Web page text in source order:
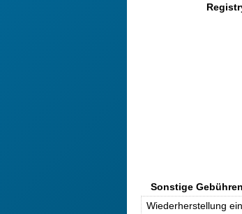
Sonstige
Wiederherstellung